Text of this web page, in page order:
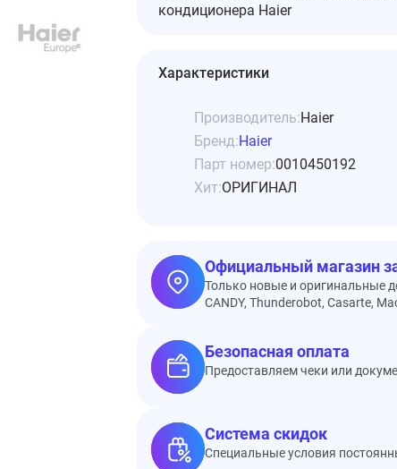
кондиционера Haier
Характеристики
Производитель:Haier
Бренд:Haier
Парт номер:0010450192
Хит:ОРИГИНАЛ
Официальный магазин
Только новые и оригинальные
CANDY, Thunderobot, Casarte,
Безопасная оплата
Предоставляем чеки или
Система скидок
Специальные условия